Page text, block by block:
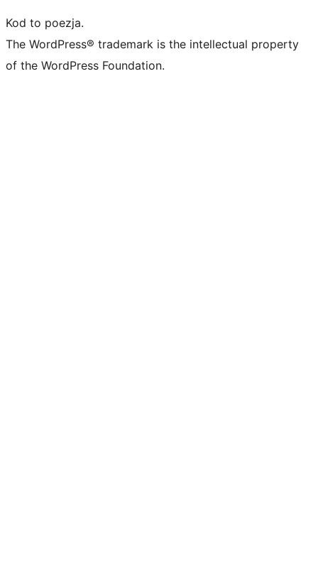
Kod to poezja.
The WordPress® trademark is the intellectual property
of the WordPress Foundation.